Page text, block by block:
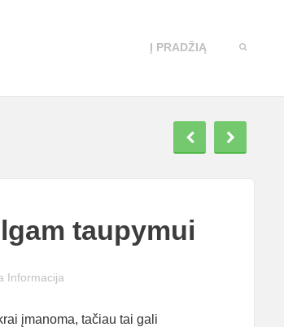
Į PRADŽIĄ
taupymui
Informacija
įmanoma, tačiau tai gali